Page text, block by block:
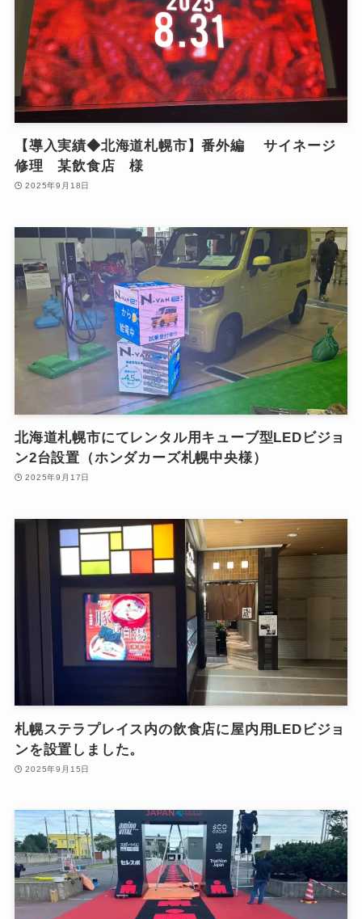
【導入実績◆北海道札幌市】番外編 サイネージ
修理 某飲食店 様
2025年9月18日
北海道札幌市にてレンタル用キューブ型LEDビジョ
ン2台設置（ホンダカーズ札幌中央様）
2025年9月17日
札幌ステラプレイス内の飲食店に屋内用LEDビジョ
ンを設置しました。
2025年9月15日